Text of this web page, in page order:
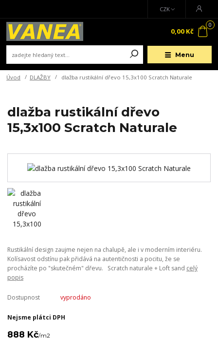
Menu
CZK
0
0,00 Kč
Úvod DLAŽBY dlažba rustikální dřevo 15,3x100 Scratch Naturale
dlažba rustikální dřevo
15,3x100 Scratch Naturale
Rustikální design zaujme nejen na chalupě, ale i v moderním interiéru.
Kolísavost odstínu pak přidává na autentičnosti a pocitu, že se
procházíte po "skutečném" dřevu. Scratch naturale + Loft sand celý
popis
Dostupnost vyprodáno
Nejsme plátci DPH
888 Kč/m2